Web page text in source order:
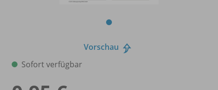
Vorschau
Sofort verfügbar